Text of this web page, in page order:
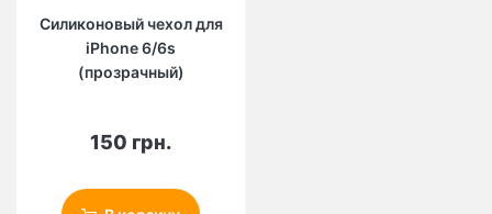
Силиконовый чехол для
iРhone 6/6s
(прозрачный)
150 грн.